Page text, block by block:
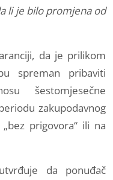
li je bilo promjena od
da je prilikom
spreman pribaviti
šestomjesečne
zakupodavnog
prigovora“ ili na
da ponuđač